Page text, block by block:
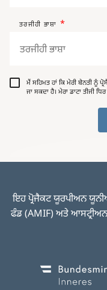
ਤਰਜੀਹੀ ਭਾਸ਼ਾ
ਮੈਂ ਸਹਿਮਤ ਹਾਂ ਕਿ ਮੇਰੀ ਬੇਨਤੀ ਨੂੰ
ਜਾ ਸਕਦਾ ਹੈ। ਮੇਰਾ ਡਾਟਾ ਤੀਜੀ
ਇਹ ਪ੍ਰੋਜੈਕਟ ਯੂਰਪੀਅਨ
ਫੰਡ (AMIF) ਅਤੇ ਆਸਟ੍ਰੀਅਨ
Image